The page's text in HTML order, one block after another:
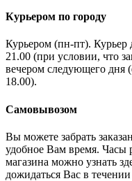
Курьером по городу
Курьером (пн-пт). Курьер
21.00 (при условии, что
вечером следующего дня
18.00).
Самовывозом
Вы можете забрать
удобное Вам время. Часы
магазина можно узнать
дожидаться Вас в